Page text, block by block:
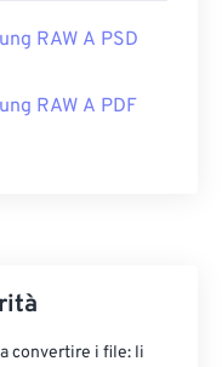
RAW A PSD
RAW A PDF
convertire i file: li